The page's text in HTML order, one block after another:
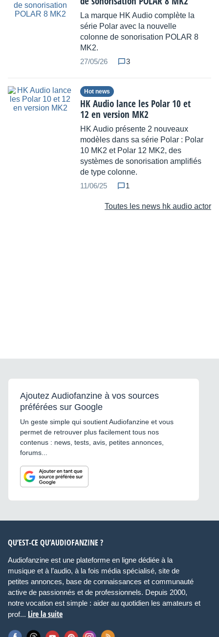
La marque HK Audio complète la
série Polar avec la nouvelle
colonne de sonorisation POLAR 8
MK2.
27/05/26
3
Hot news
HK Audio lance les Polar 10 et
12 en version MK2
HK Audio présente 2 nouveaux
modèles dans sa série Polar : Polar
10 MK2 et Polar 12 MK2, des
systèmes de sonorisation amplifiés
de type colonne.
11/06/25
1
Toutes les news hk audio actor
Ajoutez Audiofanzine à vos sources
préférées sur Google
Un geste simple qui soutient Audiofanzine et vous
permet de retrouver plus facilement tous nos
contenus : news, tests, avis, petites annonces,
forums...
QU’EST-CE QU’AUDIOFANZINE ?
Audiofanzine est une plateforme en ligne dédiée à la
musique et à l’audio, à la fois média spécialisé, site de
petites annonces, base de connaissances et communauté
active de passionnés et de professionnels. Depuis 2000,
notre vocation est simple : aider au quotidien les amateurs et
prof... Lire la suite